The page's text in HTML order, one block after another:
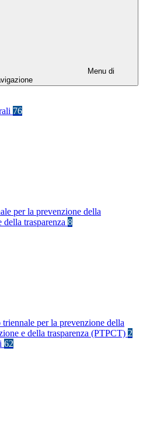
Menu di
76
per la prevenzione della
della trasparenza 8
triennale per la prevenzione della
e della trasparenza (PTPCT) 2
62